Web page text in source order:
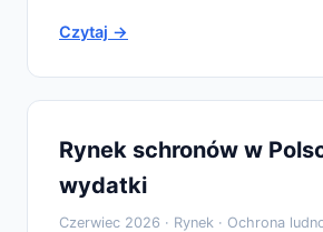
Czytaj →
Rynek schronów w
wydatki
Czerwiec 2026 · Rynek · Ochrona